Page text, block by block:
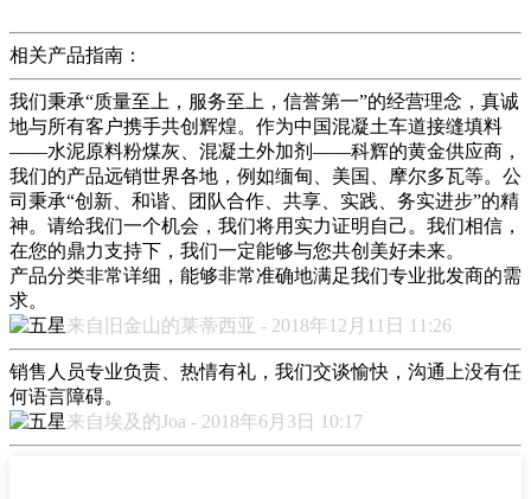
相关产品指南：
我们秉承“质量至上，服务至上，信誉第一”的经营理念，真诚
地与所有客户携手共创辉煌。作为中国混凝土车道接缝填料
——水泥原料粉煤灰、混凝土外加剂——科辉的黄金供应商，
我们的产品远销世界各地，例如缅甸、美国、摩尔多瓦等。公
司秉承“创新、和谐、团队合作、共享、实践、务实进步”的精
神。请给我们一个机会，我们将用实力证明自己。我们相信，
在您的鼎力支持下，我们一定能够与您共创美好未来。
产品分类非常详细，能够非常准确地满足我们专业批发商的需
求。
来自旧金山的莱蒂西亚 - 2018年12月11日 11:26
销售人员专业负责、热情有礼，我们交谈愉快，沟通上没有任
何语言障碍。
来自埃及的Joa - 2018年6月3日 10:17